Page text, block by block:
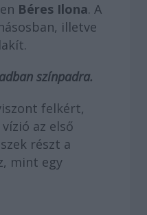
Béres Ilona. A
illetve
színpadra.
felkért,
az első
részt a
mint egy